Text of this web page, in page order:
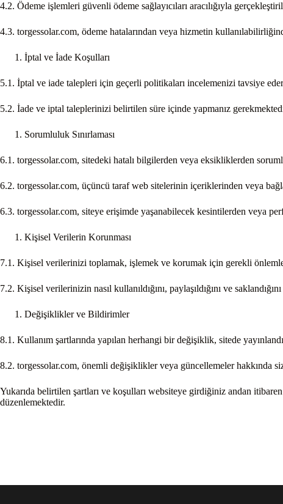
4.2. Ödeme işlemleri güvenli ödeme sağlayıcıları aracılığıyla
4.3. torgessolar.com, ödeme hatalarından veya hizmetin
İptal ve İade Koşulları
5.1. İptal ve iade talepleri için geçerli politikaları incelemenizi tavsiye
5.2. İade ve iptal taleplerinizi belirtilen süre içinde yapmanız
Sorumluluk Sınırlaması
6.1. torgessolar.com, sitedeki hatalı bilgilerden veya eksikliklerden
6.2. torgessolar.com, üçüncü taraf web sitelerinin içeriklerinden veya
6.3. torgessolar.com, siteye erişimde yaşanabilecek kesintilerden veya
Kişisel Verilerin Korunması
7.1. Kişisel verilerinizi toplamak, işlemek ve korumak için gerekli
7.2. Kişisel verilerinizin nasıl kullanıldığını, paylaşıldığını ve
Değişiklikler ve Bildirimler
8.1. Kullanım şartlarında yapılan herhangi bir değişiklik, sitede
8.2. torgessolar.com, önemli değişiklikler veya güncellemeler hakkında
Yukarıda belirtilen şartları ve koşulları websiteye girdiğiniz andan
düzenlemektedir.